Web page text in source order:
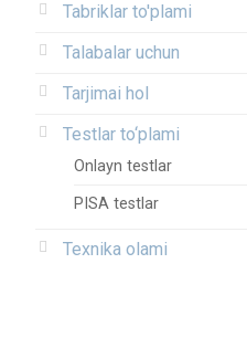
Tabriklar to'plami
Talabalar uchun
Tarjimai hol
Testlar to‘plami
Onlayn testlar
PISA testlar
Texnika olami